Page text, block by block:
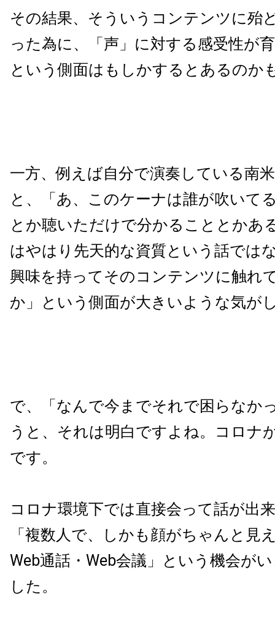
その結果、そういうコンテンツに殆
った為に、「声」に対する感受性が
という側面はもしかするとあるのか
一方、例えば自分で演奏している南
と、「あ、このケーナは誰が吹いて
とか聴いただけで分かることとかあ
はやはり先天的な資質という話では
興味を持ってそのコンテンツに触れ
か」という側面が大きいような気が
で、「なんで今までそれで困らなか
うと、それは明白ですよね。コロナ
です。
コロナ環境下では直接会って話が出
「複数人で、しかも顔がちゃんと見
Web通話・Web会議」という機会が
した。